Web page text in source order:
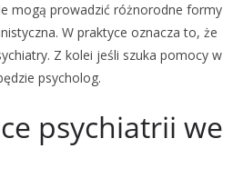
mogą prowadzić różnorodne formy
W praktyce oznacza to, że
Z kolei jeśli szuka pomocy w
psycholog.
psychiatrii we